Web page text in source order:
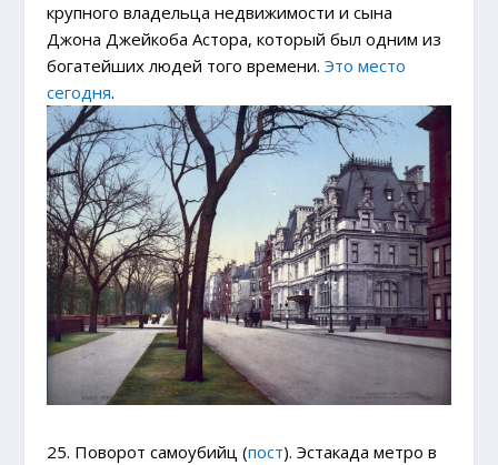
крупного владельца недвижимости и сына
Джона Джейкоба Астора, который был одним из
богатейших людей того времени.Это место
сегодня.
25. Поворот самоубийц (пост). Эстакада метро в